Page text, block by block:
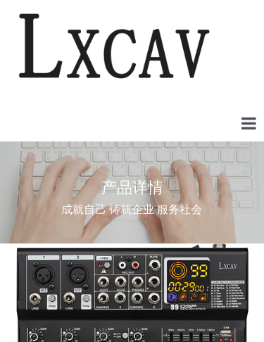
产品详情
成就自己 铸就企业 服务社会